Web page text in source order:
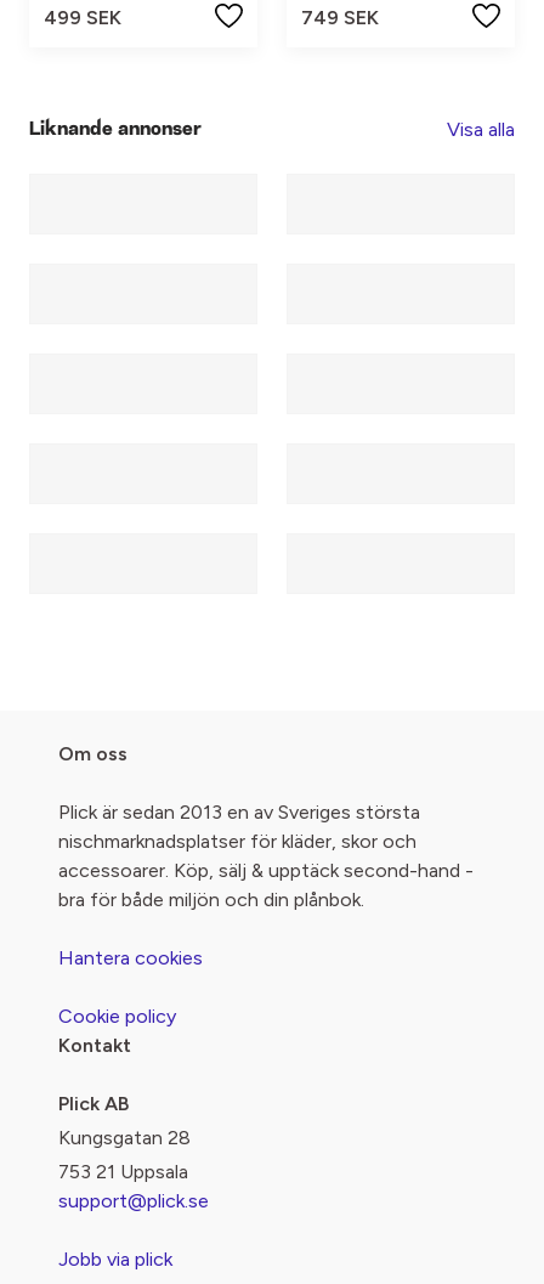
499 SEK
749 SEK
Liknande annonser Visa alla
Om oss
Plick är sedan 2013 en av Sveriges största
nischmarknadsplatser för kläder, skor och
accessoarer. Köp, sälj & upptäck second-hand -
bra för både miljön och din plånbok.
Hantera cookies
Cookie policy
Kontakt
Plick AB
Kungsgatan 28
753 21 Uppsala
support@plick.se
Jobb via plick